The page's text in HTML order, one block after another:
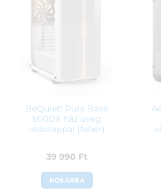
BeQuiet! Pure Base
500DX ház üveg
oldallappal (fehér)
39 990 Ft
KOSÁRBA